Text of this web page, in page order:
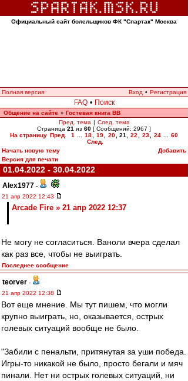
Официальный сайт болельщиков ФК "Спартак" Москва
Полная версия Вход • Регистрация
FAQ • Поиск
Общение на сайте » Гостевая книга ВВ
Пред. тема | След. тема
Страница 21 из 60 [ Сообщений: 2967 ]
На страницу Пред. 1 18 19 20 21 22 23 24
60
След.
Начать новую тему
Добавить
Версия для печати
01.04.2022 - 30.04.2022
Alex1977 -
21 апр 2022 12:43
Arcade Fire » 21 апр 2022 12:37
Не могу не согласиться. Ваноли вчера сделал
как раз все, чтобы не выиграть.
Последнее сообщение
teorver -
21 апр 2022 12:38
Вот еще мнение. Мы тут пишем, что могли
крупно выиграть, но, оказывается, острых
голевых ситуаций вообще не было.
"Забили с пенальти, притянутая за уши победа.
Игры-то никакой не было, просто бегали и мяч
пинали. Нет ни острых голевых ситуаций, ни